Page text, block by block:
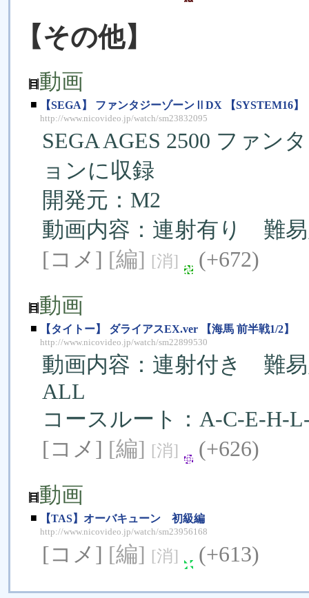
【その他】
動画
■ 【SEGA】 ファンタジーゾーンⅡDX 【SYSTEM16】
http://www.nicovideo.jp/watch/sm23832095
SEGA AGES 2500 ファン
ョンに収録
開発元：M2
動画内容：連射有り 難
[コメ] [編] [消]
(+672)
動画
■ 【タイトー】 ダライアスEX.ver 【海馬 前半戦1/2】
http://www.nicovideo.jp/watch/sm22899530
動画内容：連射付き 難
ALL
コースルート：A-C-E-H-
[コメ] [編] [消]
(+626)
動画
■ 【TAS】オーバキューン 初級編
http://www.nicovideo.jp/watch/sm23956168
[コメ] [編] [消] (+613)